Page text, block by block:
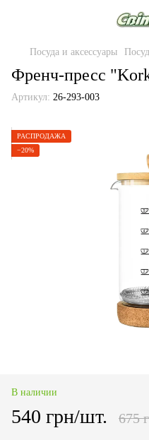
Посуда и аксессуары
Френч-пресс
Артикул: 26-293-003
РАСПРОДАЖА
−20%
В наличии
540 грн/шт. 675